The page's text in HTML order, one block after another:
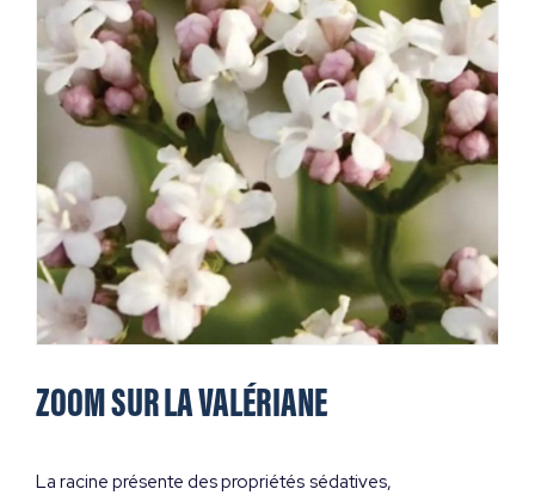
ZOOM SUR LA VALÉRIANE
La racine présente des propriétés sédatives,